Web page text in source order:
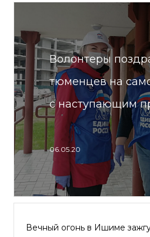
Волонтеры
тюменцев на
с наступающим
06.05.20
Вечный огонь в Ишиме